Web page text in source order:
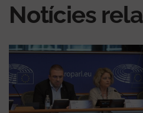
Notícies